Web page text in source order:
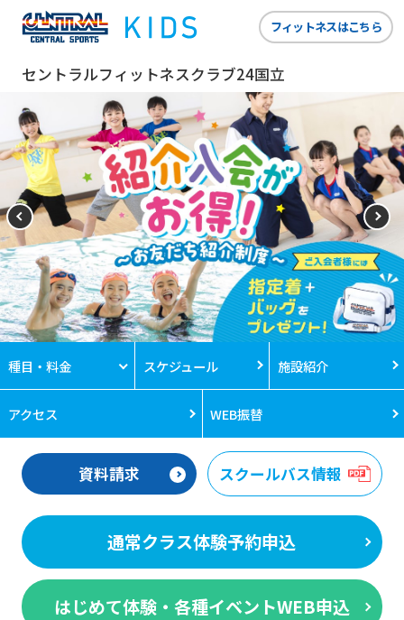
セントラルフィットネスクラブ24国立
フィットネスはこちら
種目・料金 スケジュール 施設紹介
アクセス WEB振替
資料請求 スクールバス情報
通常クラス体験予約申込
はじめて体験・各種イベントWEB申込